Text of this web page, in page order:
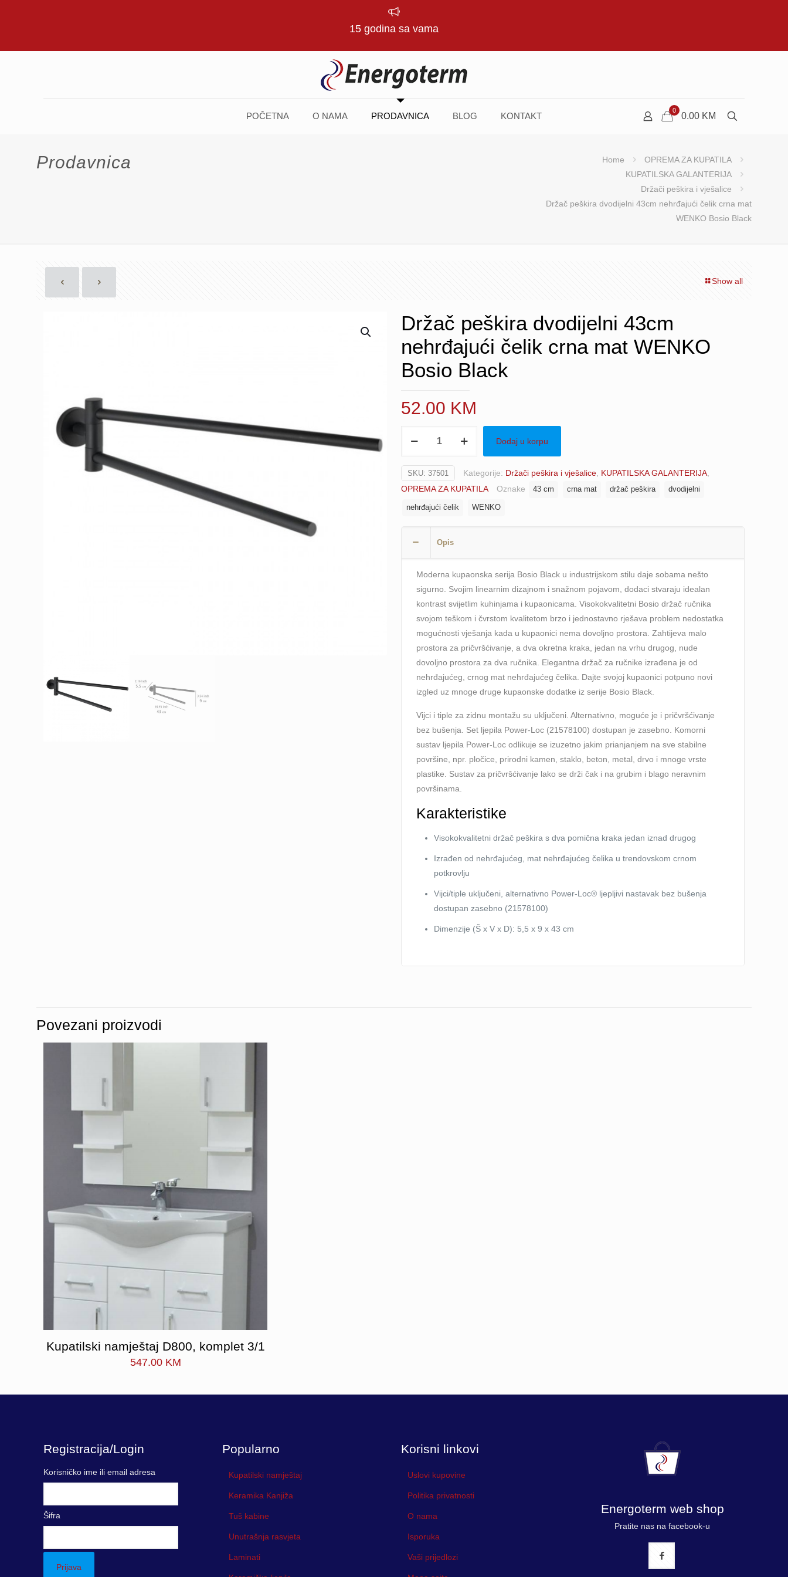
15 godina sa vama
POČETNA O NAMA PRODAVNICA BLOG KONTAKT
0
0.00 KM
Prodavnica Home
OPREMA ZA KUPATILA
KUPATILSKA GALANTERIJA
Držači peškira i vješalice
Držač peškira dvodijelni 43cm nehrđajući čelik crna mat
WENKO Bosio Black
Show all
Držač peškira dvodijelni 43cm
nehrđajući čelik crna mat WENKO
Bosio Black
52.00 KM
43cm
nehrđajući
čelik
Black
količina
Dodaj u korpu
SKU: 37501 Kategorije: Držači peškira i vješalice KUPATILSKA GALANTERIJA
OPREMA ZA KUPATILA
Oznake 43 cm crna mat držač peškira dvodijelni
nehrđajući čelik WENKO
Opis
Moderna kupaonska serija Bosio Black u industrijskom stilu daje sobama nešto
sigurno. Svojim linearnim dizajnom i snažnom pojavom, dodaci stvaraju idealan
kontrast svijetlim kuhinjama i kupaonicama. Visokokvalitetni Bosio držač ručnika
svojom teškom i čvrstom kvalitetom brzo i jednostavno rješava problem nedostatka
mogućnosti vješanja kada u kupaonici nema dovoljno prostora. Zahtijeva malo
prostora za pričvršćivanje, a dva okretna kraka, jedan na vrhu drugog, nude
dovoljno prostora za dva ručnika. Elegantna držač za ručnike izrađena je od
nehrđajućeg, crnog mat nehrđajućeg čelika. Dajte svojoj kupaonici potpuno novi
izgled uz mnoge druge kupaonske dodatke iz serije Bosio Black.
Vijci i tiple za zidnu montažu su uključeni. Alternativno, moguće je i pričvršćivanje
bez bušenja. Set ljepila Power-Loc (21578100) dostupan je zasebno. Komorni
sustav ljepila Power-Loc odlikuje se izuzetno jakim prianjanjem na sve stabilne
površine, npr. pločice, prirodni kamen, staklo, beton, metal, drvo i mnoge vrste
plastike. Sustav za pričvršćivanje lako se drži čak i na grubim i blago neravnim
površinama.
Karakteristike
Visokokvalitetni držač peškira s dva pomična kraka jedan iznad drugog
Izrađen od nehrđajućeg, mat nehrđajućeg čelika u trendovskom crnom
potkrovlju
Vijci/tiple uključeni, alternativno Power-Loc® ljepljivi nastavak bez bušenja
dostupan zasebno (21578100)
Dimenzije (Š x V x D): 5,5 x 9 x 43 cm
Povezani proizvodi
Kupatilski namještaj D800, komplet 3/1
547.00 KM
Registracija/Login
Korisničko ime ili email adresa
Šifra
Popularno
Kupatilski namještaj
Keramika Kanjiža
Tuš kabine
Unutrašnja rasvjeta
Laminati
Korisni linkovi
Uslovi kupovine
Politika privatnosti
O nama
Isporuka
Vaši prijedlozi
Energoterm web shop
Pratite nas na facebook-u